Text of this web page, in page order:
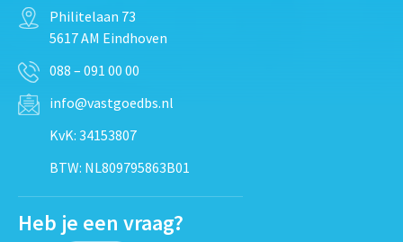
Philitelaan 73
5617 AM Eindhoven
088 – 091 00 00
info@vastgoedbs.nl
KvK: 34153807
BTW: NL809795863B01
Heb je een vraag?